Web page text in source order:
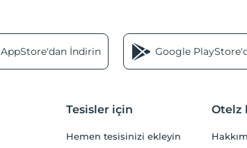
AppStore'dan İndirin Google
Tesisler için
Hemen tesisinizi ekleyin
Otelz